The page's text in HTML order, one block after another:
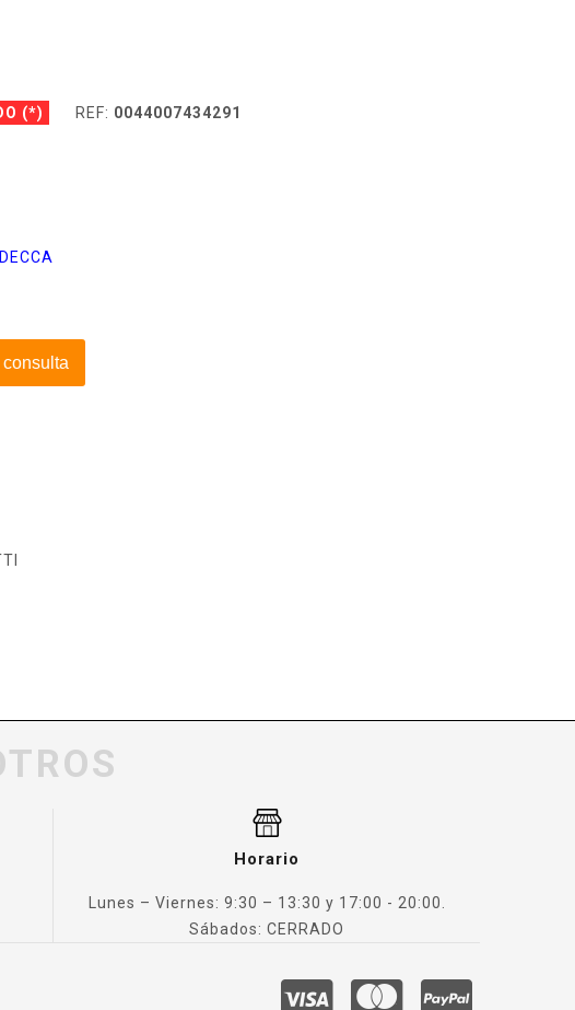
(*) REF: 0044007434291
Horario
Lunes – Viernes: 9:30 – 13:30 y 17:00 - 20:00.
Sábados: CERRADO